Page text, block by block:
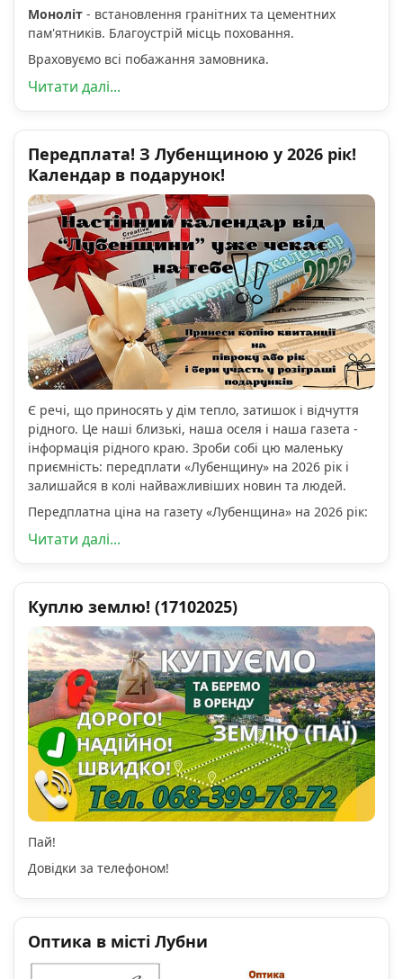
Моноліт - встановлення гранітних та цементних
пам'ятників. Благоустрій місць поховання.
Враховуємо всі побажання замовника.
Читати далі...
Передплата! З Лубенщиною у 2026 рік!
Календар в подарунок!
Є речі, що приносять у дім тепло, затишок і відчуття
рідного. Це наші близькі, наша оселя і наша газета -
інформація рідного краю. Зроби собі цю маленьку
приємність: передплати «Лубенщину» на 2026 рік і
залишайся в колі найважливіших новин та людей.
Передплатна ціна на газету «Лубенщина» на 2026 рік:
Читати далі...
Куплю землю! (17102025)
Пай!
Довідки за телефоном!
Оптика в місті Лубни